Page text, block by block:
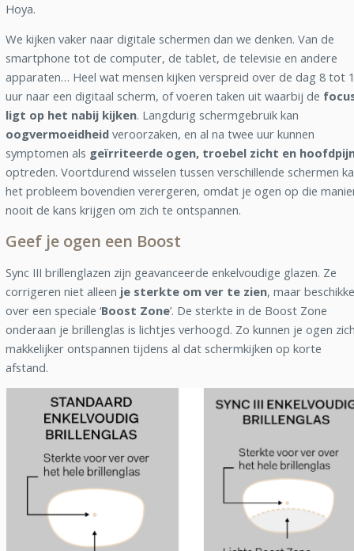
Hoya.
We kijken vaker naar digitale schermen dan we denken. Van de
smartphone tot de computer, de tablet, de televisie en andere
apparaten… Heel wat mensen kijken verspreid over de dag 8 tot
uur naar een digitaal scherm, of voeren taken uit waarbij de
ligt op het nabij kijken. Langdurig schermgebruik kan
oogvermoeidheid veroorzaken, en al na twee uur kunnen
symptomen als geïrriteerde ogen, troebel zicht en
optreden. Voortdurend wisselen tussen verschillende schermen
het probleem bovendien verergeren, omdat je ogen op die
nooit de kans krijgen om zich te ontspannen.
Geef je ogen een Boost
Sync III brillenglazen zijn geavanceerde enkelvoudige glazen. Ze
corrigeren niet alleen je sterkte om ver te zien, maar
over een speciale ‘Boost Zone’. De sterkte in de Boost Zone
onderaan je brillenglas is lichtjes verhoogd. Zo kunnen je ogen
makkelijker ontspannen tijdens al dat schermkijken op korte
afstand.